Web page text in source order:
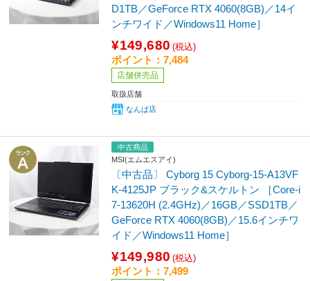
D1TB／GeForce RTX 4060(8GB)／14イ
ンチワイド／Windows11 Home］
¥149,680 (税込)
ポイント：7,484
店舗併売品
取扱店舗
なんば店
中古商品
MSI(エムエスアイ)
〔中古品〕 Cyborg 15 Cyborg-15-A13VF
K-4125JP ブラック&スケルトン ［Core-i
7-13620H (2.4GHz)／16GB／SSD1TB／
GeForce RTX 4060(8GB)／15.6インチワ
イド／Windows11 Home］
¥149,980 (税込)
ポイント：7,499